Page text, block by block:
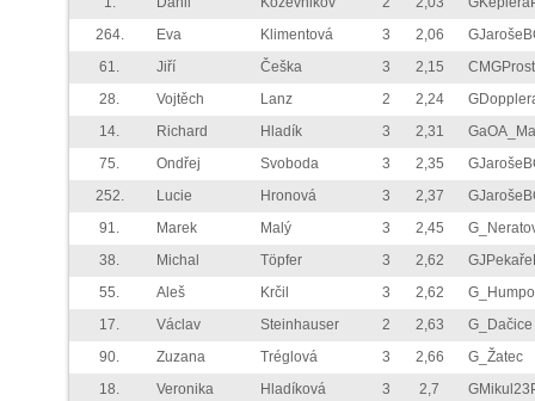
264.
Eva Klimentová 3 2,06
61.
Jiří Češka 3 2,15
28.
Vojtěch Lanz 2 2,24
14.
Richard Hladík 3 2,31
75.
Ondřej Svoboda 3 2,35
252.
Lucie Hronová 3 2,37
91.
Marek Malý 3 2,45
38.
Michal Töpfer 3 2,62
55.
Aleš Krčil 3 2,62
17.
Václav Steinhauser 2 2,63
G_Dačice
90.
Zuzana Tréglová 3 2,66
G_Žatec
18.
Veronika Hladíková 3 2,7